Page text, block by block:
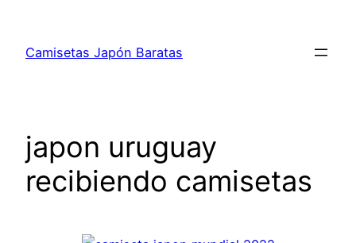
contenido
Camisetas Japón Baratas
japon uruguay
recibiendo camisetas